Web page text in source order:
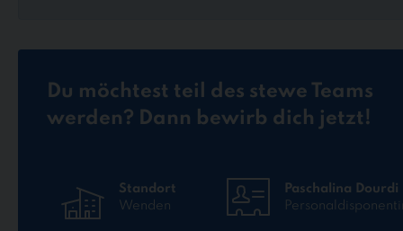
Du möchtest teil des stewe Teams
werden? Dann bewirb dich jetzt!
Standort
Wenden
Paschalina Dourdi